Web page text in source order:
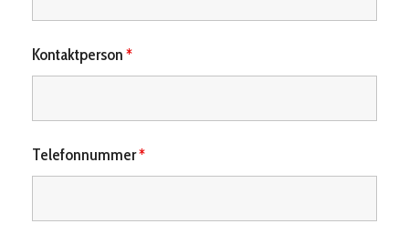
Kontaktperson*
Telefonnummer*